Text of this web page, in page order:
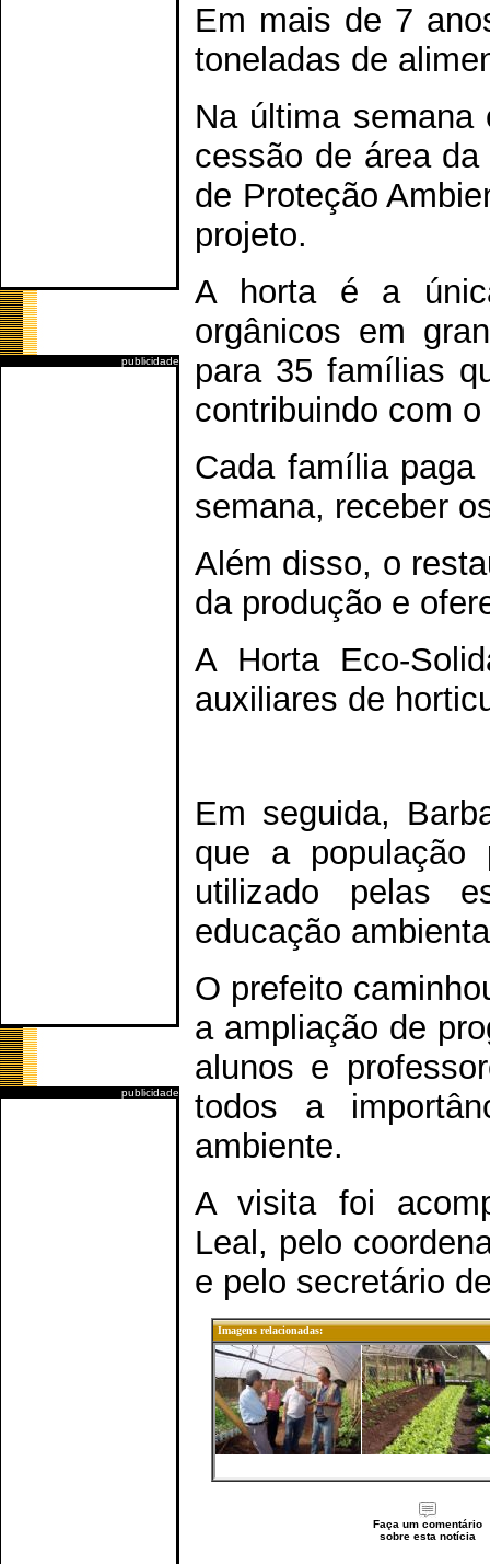
publicidade
publicidade
Em mais de 7
toneladas de
Na última
cessão de área
de Proteção
projeto.
A horta é a
orgânicos em
para 35 famílias
contribuindo com
Cada família
semana, receber
Além disso, o
da produção e
A Horta Eco-
auxiliares de
Em seguida,
que a
utilizado pelas
educação
O prefeito
a ampliação de
alunos e
todos a
ambiente.
A visita foi
Leal, pelo
e pelo secretário
Imagens relacionadas:
Faça um comentário
sobre esta notícia